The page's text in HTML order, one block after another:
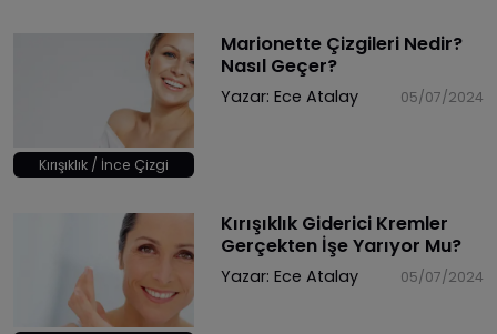
Kırışıklık / İnce Çizgi
Marionette Çizgileri Nedir?
Nasıl Geçer?
Yazar: Ece Atalay 05/07/2024
Kırışıklık Giderici Kremler
Gerçekten İşe Yarıyor Mu?
Yazar: Ece Atalay 05/07/2024